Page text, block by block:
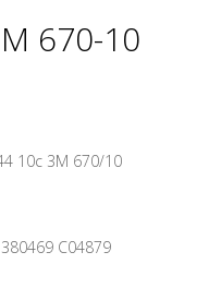
670-10
10c 3M 670/10
C04879